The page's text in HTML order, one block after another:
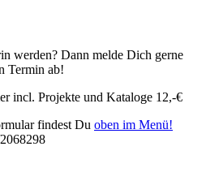
werden? Dann melde Dich gerne
Termin ab!
incl. Projekte und Kataloge 12,-€
findest Du oben im Menü!